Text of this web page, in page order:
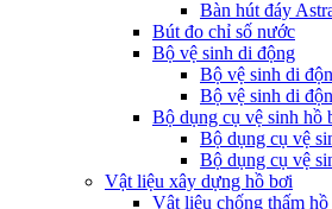
Bàn hút đáy
Bút đo chỉ số nước
Bộ vệ sinh di động
Bộ vệ sinh di
Bộ vệ sinh di
Bộ dụng cụ vệ sinh hồ
Bộ dụng cụ vệ
Bộ dụng cụ vệ
Vật liệu xây dựng hồ bơi
Vật liệu chống thấm hồ